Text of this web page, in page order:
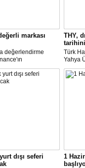
markası
değerlendirme
Türk Hava Yolları, 2
marka değeriyle
en değerli
THY,
tarihini
Türk
Yahya
14
dışı seferi
1